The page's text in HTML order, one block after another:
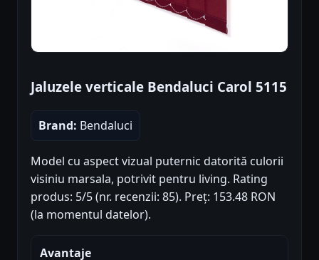
Jaluzele verticale Bendaluci Carol 5115
Brand: Bendaluci
Model cu aspect vizual puternic datorită culorii
visiniu marsala, potrivit pentru living. Rating
produs: 5/5 (nr. recenzii: 85). Preț: 153.48 RON
(la momentul datelor).
Avantaje